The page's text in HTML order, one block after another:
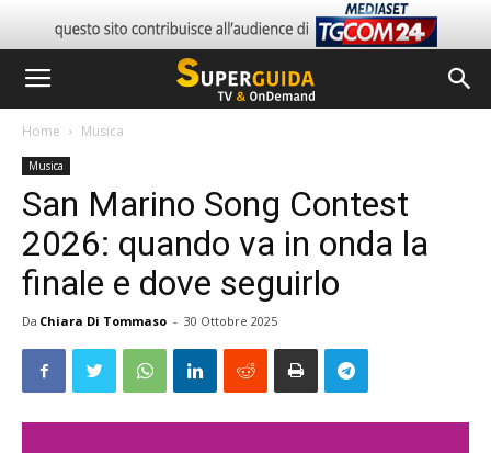
Home Musica
Musica
San Marino Song Contest
2026: quando va in onda la
finale e dove seguirlo
Da Chiara Di Tommaso - 30 Ottobre 2025